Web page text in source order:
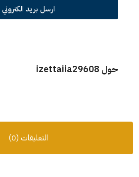
ارسل بريد الكتروني
حول izettaiia29608
التعليقات (0)